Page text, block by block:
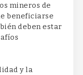
mineros de
beneficiarse
deben estar
y la